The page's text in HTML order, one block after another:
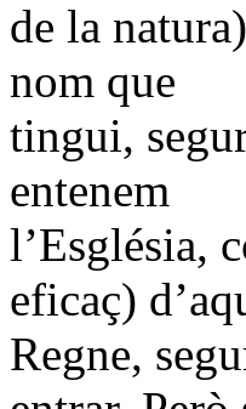
de la
nom que
tingui,
entenem
l’Església,
eficaç)
Regne,